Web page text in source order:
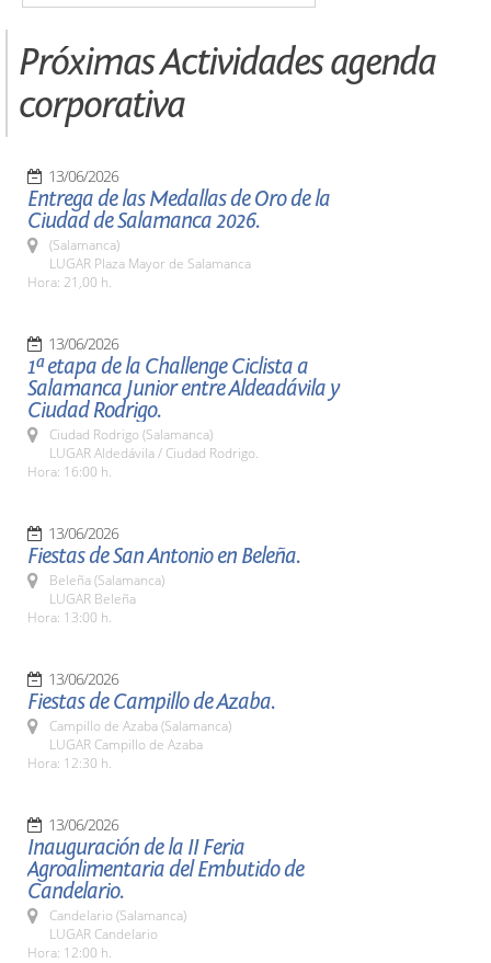
Próximas Actividades agenda
corporativa
13/06/2026
Entrega de las Medallas de Oro de la
Ciudad de Salamanca 2026.
(Salamanca)
LUGAR Plaza Mayor de Salamanca
Hora: 21,00 h.
13/06/2026
1ª etapa de la Challenge Ciclista a
Salamanca Junior entre Aldeadávila y
Ciudad Rodrigo.
Ciudad Rodrigo (Salamanca)
LUGAR Aldedávila / Ciudad Rodrigo.
Hora: 16:00 h.
13/06/2026
Fiestas de San Antonio en Beleña.
Beleña (Salamanca)
LUGAR Beleña
Hora: 13:00 h.
13/06/2026
Fiestas de Campillo de Azaba.
Campillo de Azaba (Salamanca)
LUGAR Campillo de Azaba
Hora: 12:30 h.
13/06/2026
Inauguración de la II Feria
Agroalimentaria del Embutido de
Candelario.
Candelario (Salamanca)
LUGAR Candelario
Hora: 12:00 h.